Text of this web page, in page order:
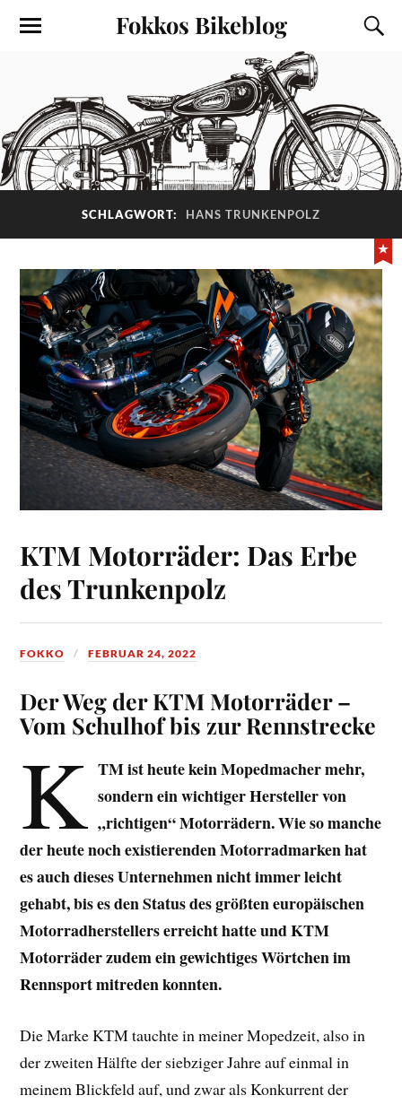
Fokkos Bikeblog
SCHLAGWORT: HANS TRUNKENPOLZ
KTM Motorräder: Das Erbe
des Trunkenpolz
FOKKO FEBRUAR 24, 2022
Der Weg der KTM Motorräder –
Vom Schulhof bis zur Rennstrecke
K TM ist heute kein Mopedmacher mehr,
sondern ein wichtiger Hersteller von
„richtigen“ Motorrädern. Wie so manche
der heute noch existierenden Motorradmarken hat
es auch dieses Unternehmen nicht immer leicht
gehabt, bis es den Status des größten europäischen
Motorradherstellers erreicht hatte und KTM
Motorräder zudem ein gewichtiges Wörtchen im
Rennsport mitreden konnten.
Die Marke KTM tauchte in meiner Mopedzeit, also in
der zweiten Hälfte der siebziger Jahre auf einmal in
meinem Blickfeld auf, und zwar als Konkurrent der